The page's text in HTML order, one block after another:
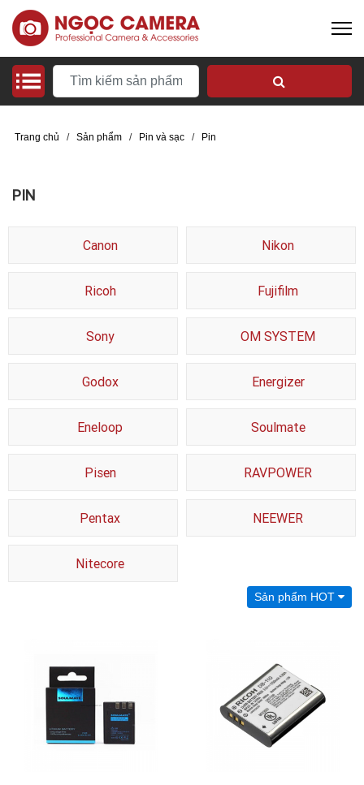
Trang chủ / Sản phẩm / Pin và sạc / Pin
PIN
Canon Nikon
Ricoh Fujifilm
Sony OM SYSTEM
Godox Energizer
Eneloop Soulmate
Pisen RAVPOWER
Pentax NEEWER
Nitecore
Sản phẩm HOT